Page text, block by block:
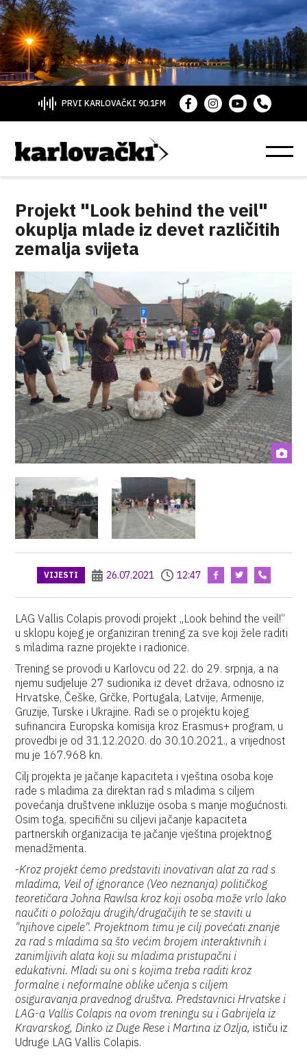
PRVI KARLOVAČKI 90.1FM
Projekt "Look behind the veil"
okuplja mlade iz devet različitih
zemalja svijeta
VIJESTI 26.07.2021 12:47
LAG Vallis Colapis provodi projekt „Look behind the veil!“
u sklopu kojeg je organiziran trening za sve koji žele raditi
s mladima razne projekte i radionice.
Trening se provodi u Karlovcu od 22. do 29. srpnja, a na
njemu sudjeluje 27 sudionika iz devet država, odnosno iz
Hrvatske, Češke, Grčke, Portugala, Latvije, Armenije,
Gruzije, Turske i Ukrajine. Radi se o projektu kojeg
sufinancira Europska komisija kroz Erasmus+ program, u
provedbi je od 31.12.2020. do 30.10.2021., a vrijednost
mu je 167.968 kn.
Cilj projekta je jačanje kapaciteta i vještina osoba koje
rade s mladima za direktan rad s mladima s ciljem
povećanja društvene inkluzije osoba s manje mogućnosti.
Osim toga, specifični su ciljevi jačanje kapaciteta
partnerskih organizacija te jačanje vještina projektnog
menadžmenta.
-Kroz projekt ćemo predstaviti inovativan alat za rad s
mladima, Veil of ignorance (Veo neznanja) političkog
teoretičara Johna Rawlsa kroz koji osoba može vrlo lako
naučiti o položaju drugih/drugačijih te se staviti u
"njihove cipele". Projektnom timu je cilj povećati znanje
za rad s mladima sa što većim brojem interaktivnih i
zanimljivih alata koji su mladima pristupačni i
edukativni. Mladi su oni s kojima treba raditi kroz
formalne i neformalne oblike učenja s ciljem
osiguravanja pravednog društva. Predstavnici Hrvatske i
LAG-a Vallis Colapis na ovom treningu su i Gabrijela iz
Kravarskog, Dinko iz Duge Rese i Martina iz Ozlja, ističu iz
Udruge LAG Vallis Colapis.